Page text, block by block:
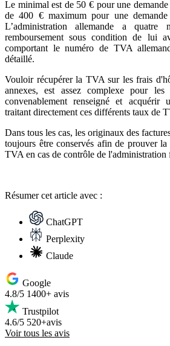
Le minimal est de 50 € pour une
de 400 € maximum pour une demande
L’administration allemande a
remboursement sous condition de lui
comportant le numéro de TVA
détaillé.
Vouloir récupérer la TVA sur les frais
annexes, est assez complexe pour
convenablement renseigné et acquérir
traitant directement ces différents taux de
Dans tous les cas, les originaux des
toujours être conservés afin de prouver
TVA en cas de contrôle de l'administration
Résumercet article avec :
ChatGPT
Perplexity
Claude
Google
4.8/5 1400+ avis
Trustpilot
4.6/5 520+avis
Voir tous les avis